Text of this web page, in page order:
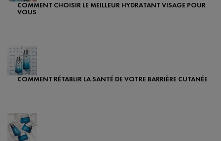
COMMENT CHOISIR LE MEILLEUR HYDRATANT VISAGE POUR
VOUS
COMMENT RÉTABLIR LA SANTÉ DE VOTRE BARRIÈRE CUTANÉE